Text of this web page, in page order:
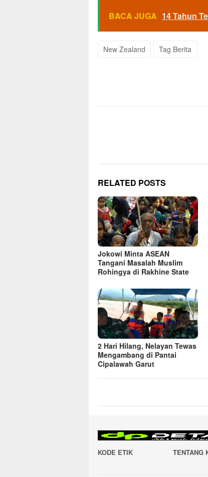
BACA JUGA 14 Tahun
New Zealand Tag Berita
RELATED POSTS
Jokowi Minta ASEAN
Tangani Masalah Muslim
Rohingya di Rakhine State
2 Hari Hilang, Nelayan Tewas
Mengambang di Pantai
Cipalawah Garut
KODE ETIK TENTANG